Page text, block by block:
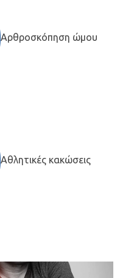
Αρθροσκόπηση ώμου
Αθλητικές κακώσεις